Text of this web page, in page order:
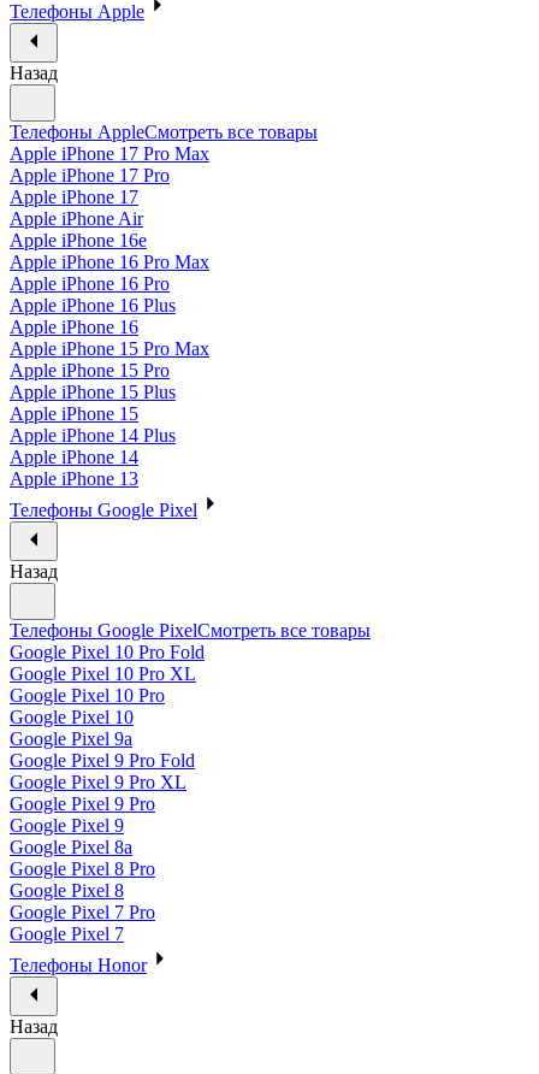
Телефоны Apple
Назад
Телефоны AppleСмотреть все товары
Apple iPhone 17 Pro Max
Apple iPhone 17 Pro
Apple iPhone 17
Apple iPhone Air
Apple iPhone 16e
Apple iPhone 16 Pro Max
Apple iPhone 16 Pro
Apple iPhone 16 Plus
Apple iPhone 16
Apple iPhone 15 Pro Max
Apple iPhone 15 Pro
Apple iPhone 15 Plus
Apple iPhone 15
Apple iPhone 14 Plus
Apple iPhone 14
Apple iPhone 13
Телефоны Google Pixel
Назад
Телефоны Google PixelСмотреть все товары
Google Pixel 10 Pro Fold
Google Pixel 10 Pro XL
Google Pixel 10 Pro
Google Pixel 10
Google Pixel 9a
Google Pixel 9 Pro Fold
Google Pixel 9 Pro XL
Google Pixel 9 Pro
Google Pixel 9
Google Pixel 8a
Google Pixel 8 Pro
Google Pixel 8
Google Pixel 7 Pro
Google Pixel 7
Телефоны Honor
Назад